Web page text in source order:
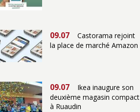
09.07
Castorama rejoint
la place de marché Amazon
09.07
Ikea inaugure son
deuxième magasin compact
à Ruaudin